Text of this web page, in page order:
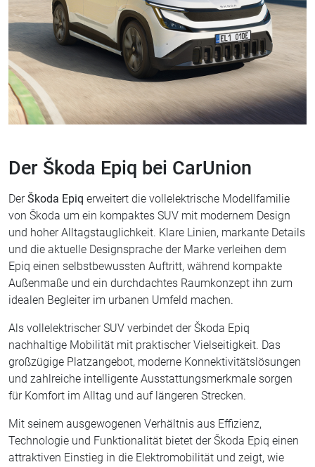
Der Škoda Epiq bei CarUnion
DerŠkoda Epiq erweitert die vollelektrische Modellfamilie
von Škoda um ein kompaktes SUV mit modernem Design
und hoher Alltagstauglichkeit. Klare Linien, markante Details
und die aktuelle Designsprache der Marke verleihen dem
Epiq einen selbstbewussten Auftritt, während kompakte
Außenmaße und ein durchdachtes Raumkonzept ihn zum
idealen Begleiter im urbanen Umfeld machen.
Als vollelektrischer SUV verbindet der Škoda Epiq
nachhaltige Mobilität mit praktischer Vielseitigkeit. Das
großzügige Platzangebot, moderne Konnektivitätslösungen
und zahlreiche intelligente Ausstattungsmerkmale sorgen
für Komfort im Alltag und auf längeren Strecken.
Mit seinem ausgewogenen Verhältnis aus Effizienz,
Technologie und Funktionalität bietet der Škoda Epiq einen
attraktiven Einstieg in die Elektromobilität und zeigt, wie